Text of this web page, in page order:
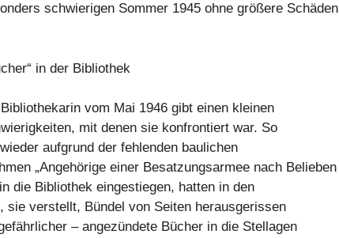
schwierigen Sommer 1945 ohne größere Schäden
in der Bibliothek
vom Mai 1946 gibt einen kleinen
mit denen sie konfrontiert war. So
aufgrund der fehlenden baulichen
„Angehörige einer Besatzungsarmee nach Belieben
die Bibliothek eingestiegen, hatten in den
sie verstellt, Bündel von Seiten herausgerissen
– angezündete Bücher in die Stellagen